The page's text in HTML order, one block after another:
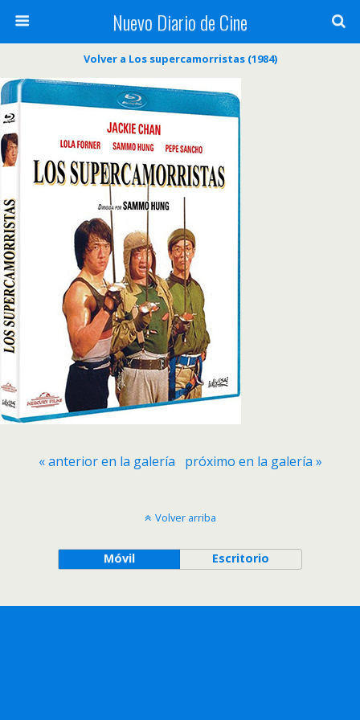
Nuevo Diario de Cine
Volver a Los supercamorristas (1984)
« anterior en la galería próximo en la galería »
Volver arriba
Móvil Escritorio